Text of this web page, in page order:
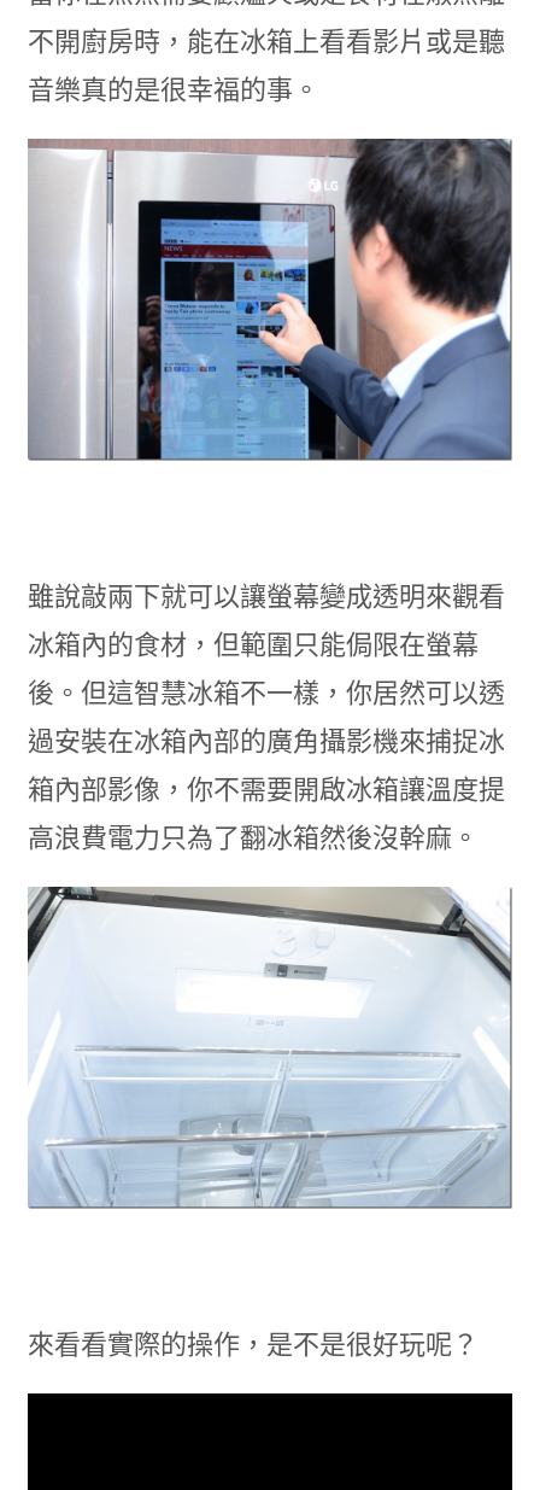
不開廚房時，能在冰箱上看看影片或是聽
音樂真的是很幸福的事。
雖說敲兩下就可以讓螢幕變成透明來觀看
冰箱內的食材，但範圍只能侷限在螢幕
後。但這智慧冰箱不一樣，你居然可以透
過安裝在冰箱內部的廣角攝影機來捕捉冰
箱內部影像，你不需要開啟冰箱讓溫度提
高浪費電力只為了翻冰箱然後沒幹麻。
來看看實際的操作，是不是很好玩呢？